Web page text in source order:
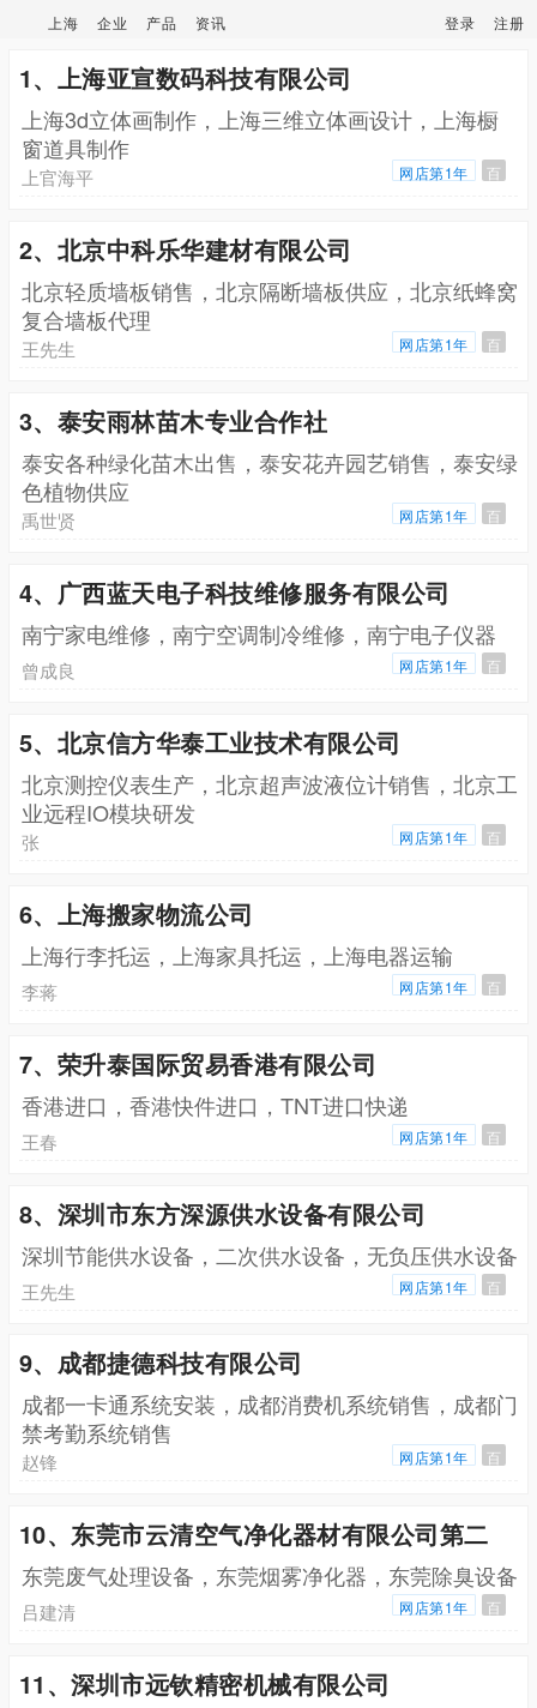
上海 企业 产品 资讯 登录 注册
1、上海亚宣数码科技有限公司
上海3d立体画制作，上海三维立体画设计，上海橱
窗道具制作
上官海平 网店第1年 百
2、北京中科乐华建材有限公司
北京轻质墙板销售，北京隔断墙板供应，北京纸蜂窝
复合墙板代理
王先生 网店第1年 百
3、泰安雨林苗木专业合作社
泰安各种绿化苗木出售，泰安花卉园艺销售，泰安绿
色植物供应
禹世贤 网店第1年 百
4、广西蓝天电子科技维修服务有限公司
南宁家电维修，南宁空调制冷维修，南宁电子仪器
曾成良 网店第1年 百
5、北京信方华泰工业技术有限公司
北京测控仪表生产，北京超声波液位计销售，北京工
业远程IO模块研发
张 网店第1年 百
6、上海搬家物流公司
上海行李托运，上海家具托运，上海电器运输
李蒋 网店第1年 百
7、荣升泰国际贸易香港有限公司
香港进口，香港快件进口，TNT进口快递
王春 网店第1年 百
8、深圳市东方深源供水设备有限公司
深圳节能供水设备，二次供水设备，无负压供水设备
王先生 网店第1年 百
9、成都捷德科技有限公司
成都一卡通系统安装，成都消费机系统销售，成都门
禁考勤系统销售
赵锋 网店第1年 百
10、东莞市云清空气净化器材有限公司第二
东莞废气处理设备，东莞烟雾净化器，东莞除臭设备
吕建清 网店第1年 百
11、深圳市远钦精密机械有限公司